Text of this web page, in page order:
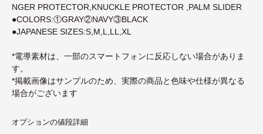
NGER PROTECTOR,KNUCKLE PROTECTOR ,PALM SLIDER
●COLORS:①GRAY②NAVY③BLACK
●JAPANESE SIZES:S,M,L,LL,XL
*電導素材は、一部のスマートフォンに反応しない場合がありま
す。
*掲載画像はサンプルのため、実際の商品と色味や仕様が異なる
場合がございます
オプションの値段詳細